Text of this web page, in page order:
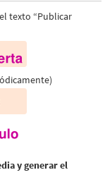
el texto “Publicar
y generar el